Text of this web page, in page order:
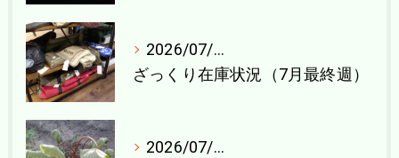
2026/07/27
ざっくり在庫状況（7月最終週）
2026/07/21